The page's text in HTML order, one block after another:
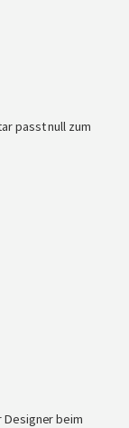
passt null zum
Designer beim